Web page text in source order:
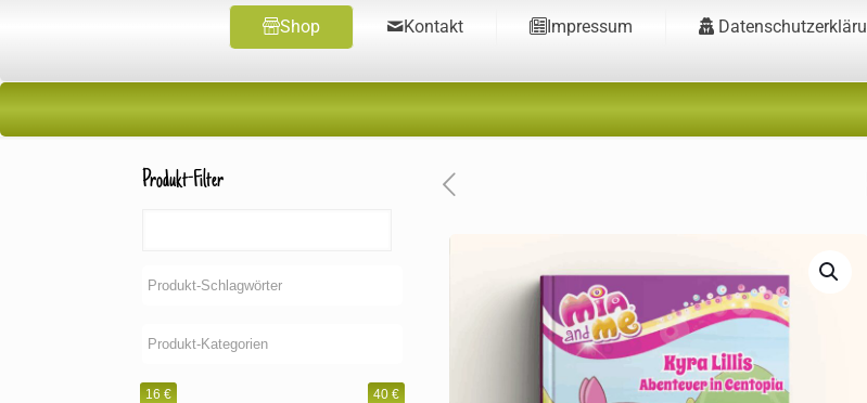
Shop Kontakt Impressum
Produkt-Filter
16 € 40 €